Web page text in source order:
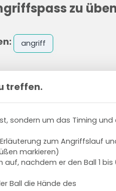
zu
angriff
treffen.
sondern um das Timing und
zum Angriffslauf
markieren)
nachdem er den Ball 1 bis
Ball die Hände des